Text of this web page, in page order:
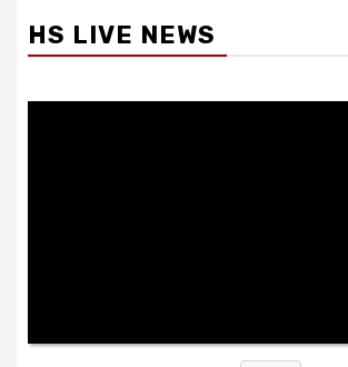
HS LIVE NEWS